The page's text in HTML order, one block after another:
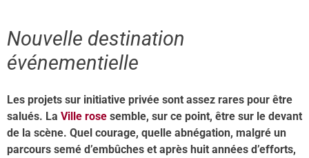
Nouvelle destination
événementielle
Les projets sur initiative privée sont assez rares pour être
salués. La Ville rose semble, sur ce point, être sur le devant
de la scène. Quel courage, quelle abnégation, malgré un
parcours semé d’embûches et après huit années d’efforts,